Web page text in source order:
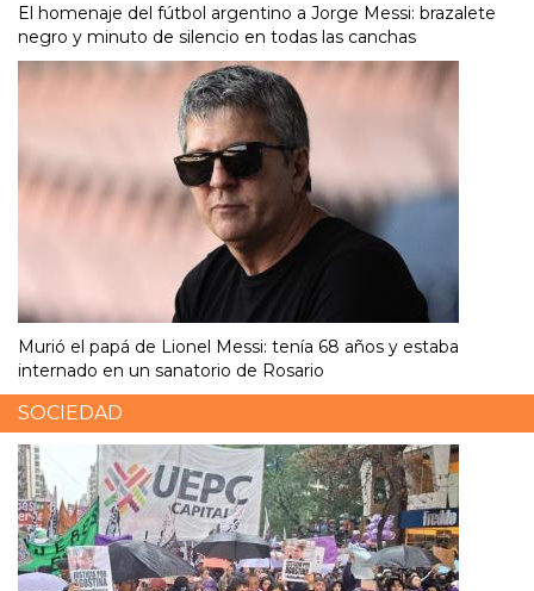
El homenaje del fútbol argentino a Jorge Messi: brazalete
negro y minuto de silencio en todas las canchas
Murió el papá de Lionel Messi: tenía 68 años y estaba
internado en un sanatorio de Rosario
SOCIEDAD